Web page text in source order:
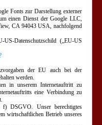
Fonts zur Darstellung externer
einen Dienst der Google LLC,
CA 94043 USA, nachfolgend
Datenschutzschild („EU-US
der EU auch bei der
werden.
in unserem Internetauftritt zu
eine Verbindung zu
DSGVO. Unser berechtigtes
wirtschaftlichen Betrieb unseres